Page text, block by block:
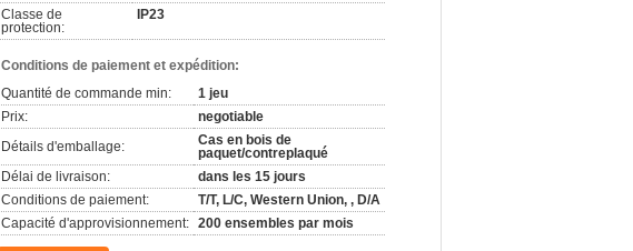
Classe de
protection:
IP23
Conditions de paiement et expédition:
Quantité de commande min:
1 jeu
Prix:
negotiable
Détails d'emballage:
Cas en bois de
paquet/contreplaqué
Délai de livraison:
dans les 15 jours
Conditions de paiement:
T/T, L/C, Western Union, , D/A
Capacité d'approvisionnement: 200 ensembles par mois